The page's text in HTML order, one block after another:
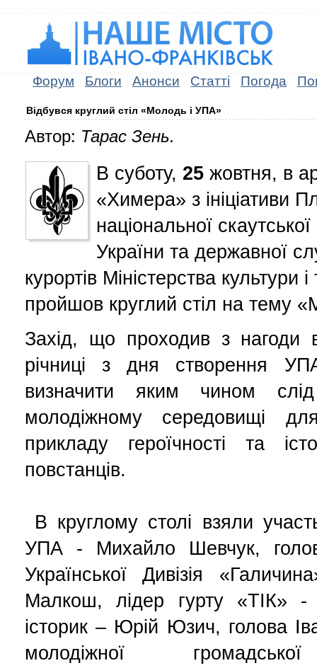
Форум Блоги Анонси Статті Погода
Відбувся круглий стіл «Молодь і УПА»
Автор: Тарас Зень.
В суботу, 25 жовтня, в
«Химера» з ініціативи
національної скаутської
України та державної
курортів Міністерства культури
пройшов круглий стіл на тему
Захід, що проходив з нагоди
річниці з дня створення
визначити яким чином
молодіжному середовищі для
прикладу героїчності та
повстанців.
В круглому столі взяли
УПА - Михайло Шевчук,
Української Дивізія
Малкош, лідер гурту «ТІК» -
історик – Юрій Юзич, голова
молодіжної